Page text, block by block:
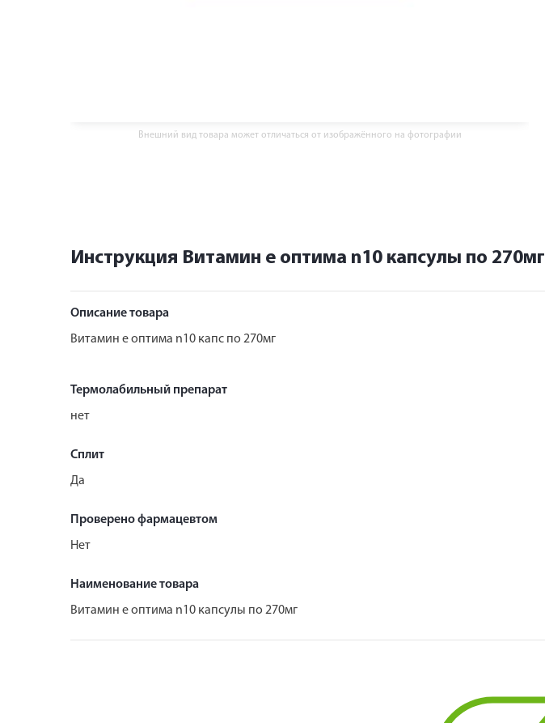
Внешний вид товара может отличаться от изображённого на фотографии
Инструкция Витамин е оптима n10 капсулы по 270мг
Описание товара
Витамин е оптима n10 капс по 270мг
Термолабильный препарат
нет
Сплит
Да
Проверено фармацевтом
Нет
Наименование товара
Витамин е оптима n10 капсулы по 270мг